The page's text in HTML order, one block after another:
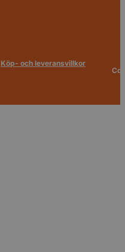
Köp- och leveransvillkor